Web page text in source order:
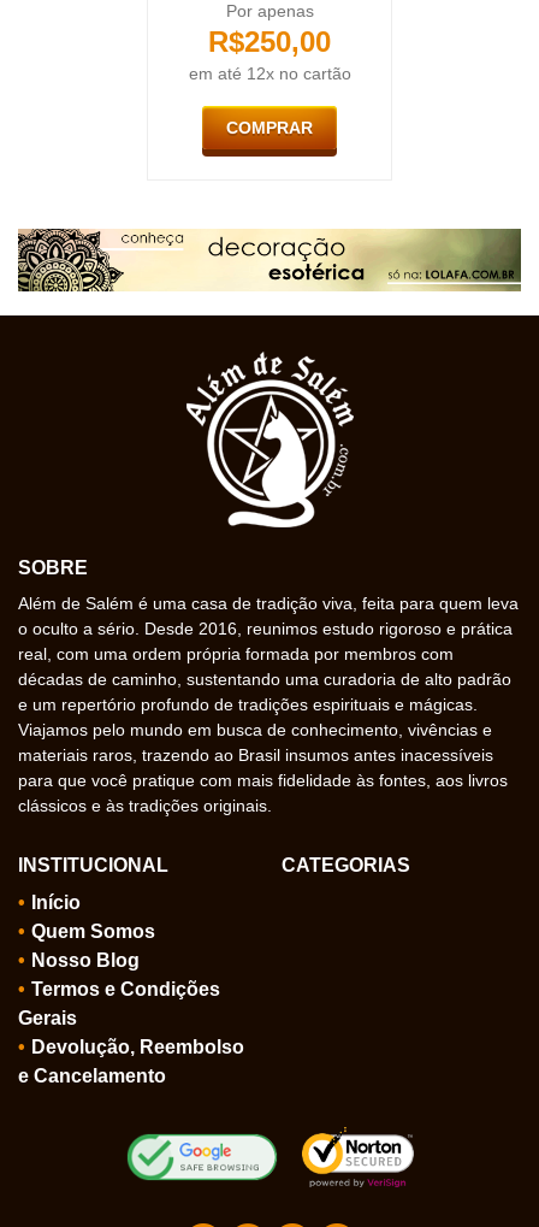
Por apenas
R$250,00
em até 12x no cartão
COMPRAR
SOBRE
Além de Salém é uma casa de tradição viva, feita para quem leva
o oculto a sério. Desde 2016, reunimos estudo rigoroso e prática
real, com uma ordem própria formada por membros com
décadas de caminho, sustentando uma curadoria de alto padrão
e um repertório profundo de tradições espirituais e mágicas.
Viajamos pelo mundo em busca de conhecimento, vivências e
materiais raros, trazendo ao Brasil insumos antes inacessíveis
para que você pratique com mais fidelidade às fontes, aos livros
clássicos e às tradições originais.
INSTITUCIONAL
Início
Quem Somos
Nosso Blog
Termos e Condições
Gerais
Devolução, Reembolso
e Cancelamento
CATEGORIAS